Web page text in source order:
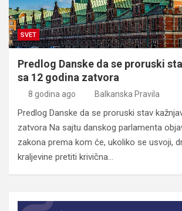
SVET
Predlog Danske da se proruski
sa 12 godina zatvora
8 godina ago Balkanska Pravila
Predlog Danske da se proruski stav
zatvora Na sajtu danskog parlamenta
zakona prema kom će, ukoliko se usvoji,
kraljevine pretiti krivična…